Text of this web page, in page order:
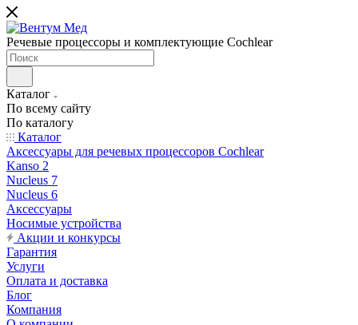
Речевые процессоры и комплектующие Cochlear
Каталог
По всему сайту
По каталогу
Каталог
Аксессуары для речевых процессоров Cochlear
Kanso 2
Nucleus 7
Nucleus 6
Аксессуары
Носимые устройства
Акции и конкурсы
Гарантия
Услуги
Оплата и доставка
Блог
Компания